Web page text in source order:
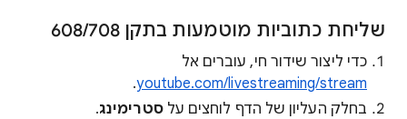
שליחת כתוביות מוטמעות בתקן 608/708
כדי ליצור שידור חי, עוברים אל
youtube.com/livestreaming/stream
.
בחלק העליון של הדף לוחצים עלסטרימינג.